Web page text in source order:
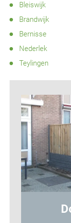
Bleiswijk
Brandwijk
Bernisse
Nederlek
Teylingen